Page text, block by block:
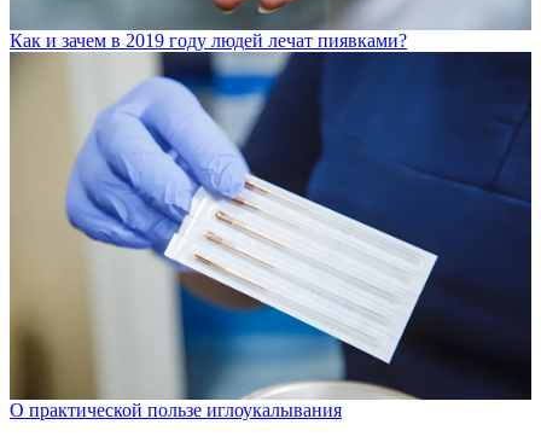
Как и зачем в 2019 году людей лечат пиявками?
О практической пользе иглоукалывания